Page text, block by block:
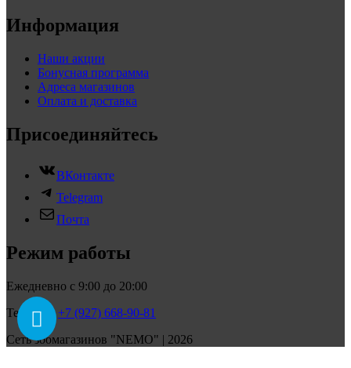
Информация
Наши акции
Бонусная программа
Адреса магазинов
Оплата и доставка
Присоединяйтесь
ВКонтакте
Telegram
Почта
Режим работы
Ежедневно с 9:00 до 20:00
Телефон:+7 (927) 668-90-81
Сеть зоомагазинов "NEMO" | 2026